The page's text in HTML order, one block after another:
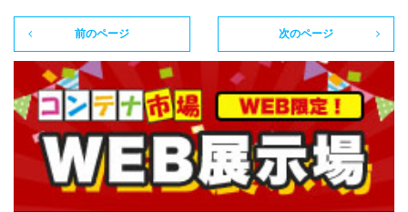
前のページ 次のページ